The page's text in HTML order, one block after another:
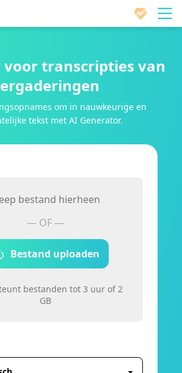
voor transcripties van
om in nauwkeurige en
tekst met AI Generator.
bestand hierheen
— OF —
Bestand uploaden
bestanden tot 3 uur of 2
GB